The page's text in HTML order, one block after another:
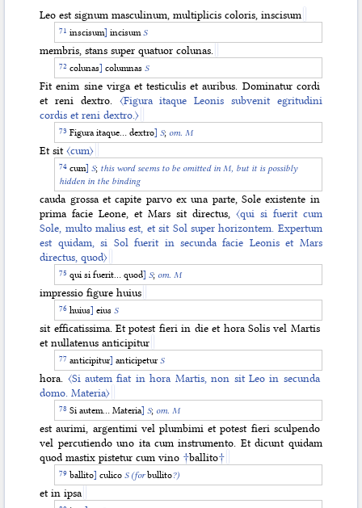
Leo est signum masculinum, multiplicis coloris, inscisum
inscisum] incisum S
membris, stans super quatuor colunas.
colunas] columnas S
Fit enim sine virga et testiculis et auribus. Dominatur cordi
et reni dextro. 〈Figura itaque Leonis subvenit egritudini
cordis et reni dextro.〉
Figura itaque… dextro] S; om. M
Et sit〈cum〉
cum] S; this word seems to be omitted in M, but it is possibly
hidden in the binding
cauda grossa et capite parvo ex una parte, Sole existente in
prima facie Leone, et Mars sit directus, 〈qui si fuerit cum
Sole, multo malius est, et sit Sol super horizontem. Expertum
est quidam, si Sol fuerit in secunda facie Leonis et Mars
directus, quod〉
qui si fuerit… quod] S; om. M
impressio figure huius
huius] eius S
sit efficatissima. Et potest fieri in die et hora Solis vel Martis
et nullatenus anticipitur
anticipitur] anticipeturS
hora. 〈Si autem fiat in hora Martis, non sit Leo in secunda
domo. Materia〉
Si autem… Materia] S; om. M
est aurimi, argentimi vel plumbimi et potest fieri sculpendo
vel percutiendo uno ita cum instrumento. Et dicunt quidam
quod mastix pistetur cum vino †ballito†
ballito] culico S (forbullito?)
et in ipsa